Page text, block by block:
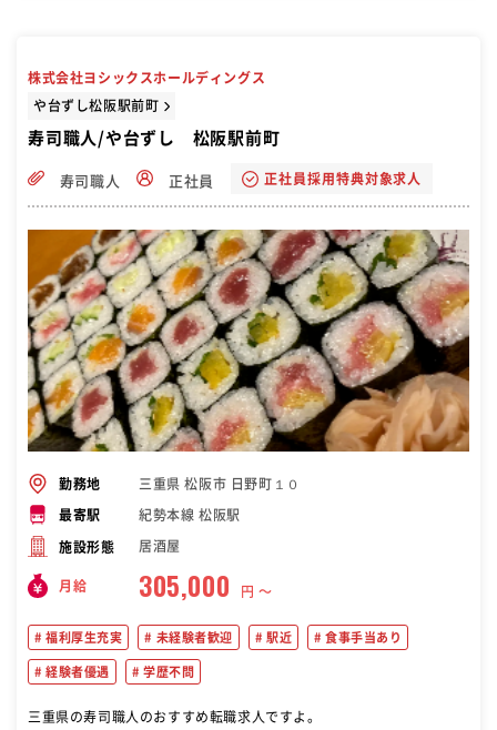
株式会社ヨシックスホールディングス
や台ずし松阪駅前町
寿司職人/や台ずし 松阪駅前町
寿司職人 正社員 正社員採用特典対象求人
勤務地 三重県 松阪市 日野町１０
最寄駅 紀勢本線 松阪駅
施設形態 居酒屋
月給 305,000 円 〜
福利厚生充実 未経験者歓迎 駅近 食事手当あり
経験者優遇 学歴不問
三重県の寿司職人のおすすめ転職求人ですよ。